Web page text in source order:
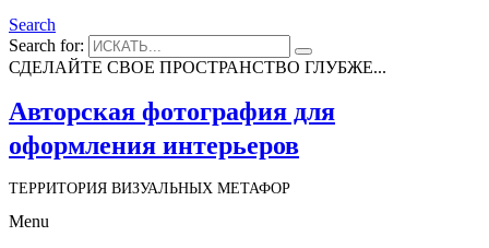
Search
Search for:
СДЕЛАЙТЕ СВОЕ ПРОСТРАНСТВО ГЛУБЖЕ...
Авторская фотография для
оформления интерьеров
ТЕРРИТОРИЯ ВИЗУАЛЬНЫХ МЕТАФОР
Menu